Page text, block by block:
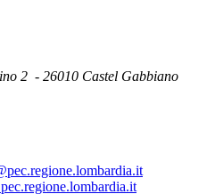
2 - 26010 Castel Gabbiano